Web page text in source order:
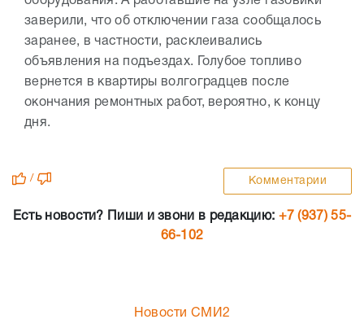
заверили, что об отключении газа сообщалось
заранее, в частности, расклеивались
объявления на подъездах. Голубое топливо
вернется в квартиры волгоградцев после
окончания ремонтных работ, вероятно, к концу
дня.
/ Комментарии
Есть новости? Пиши и звони в редакцию: +7 (937) 55-
66-102
Новости СМИ2